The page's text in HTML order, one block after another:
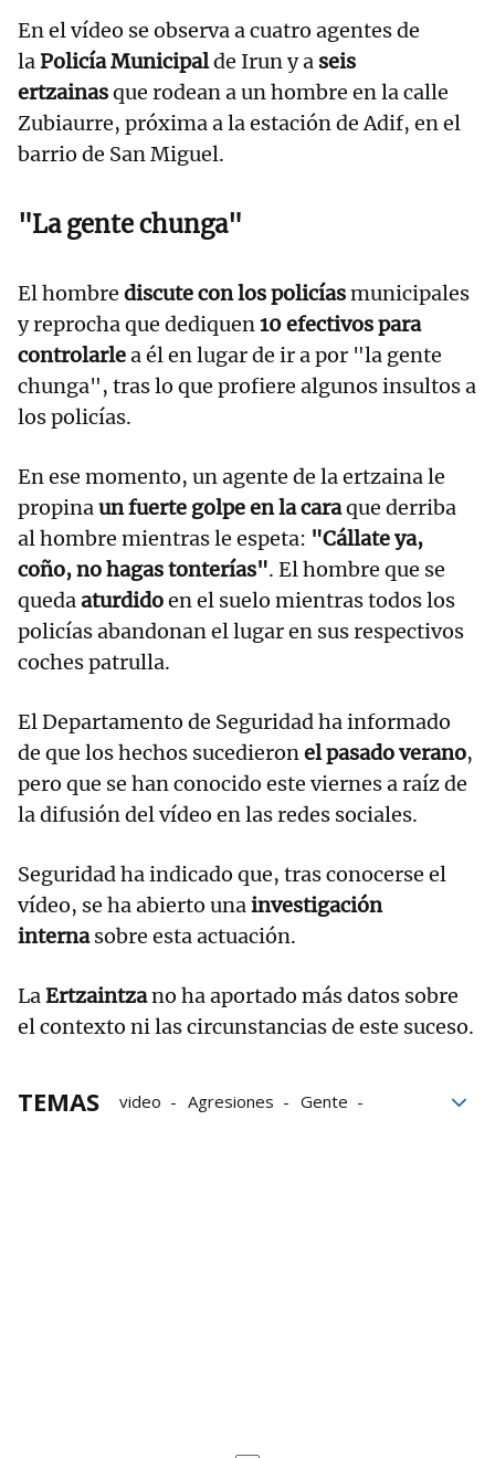
En el vídeo se observa a cuatro agentes de
laPolicía Municipalde Irun y a seis
ertzainasque rodean a un hombre en la calle
Zubiaurre, próxima a la estación de Adif, en el
barrio de San Miguel.
"La gente chunga"
El hombre discute con los policíasmunicipales
y reprocha que dediquen10 efectivos para
controlarlea él en lugar de ir a por "la gente
chunga", tras lo que profiere algunos insultos a
los policías.
En ese momento, un agente de la ertzaina le
propinaun fuerte golpe en la caraque derriba
al hombre mientras le espeta: "Cállate ya,
coño, no hagas tonterías". El hombre que se
quedaaturdidoen el suelo mientras todos los
policías abandonan el lugar en sus respectivos
coches patrulla.
El Departamento de Seguridad ha informado
de que los hechos sucedieronel pasado verano,
pero que se han conocido este viernes a raíz de
la difusión del vídeo en las redes sociales.
Seguridad ha indicado que, tras conocerse el
vídeo, se ha abierto unainvestigación
internasobre esta actuación.
LaErtzaintzano ha aportado más datos sobre
el contexto ni las circunstancias de este suceso.
TEMAS video Agresiones
Gente